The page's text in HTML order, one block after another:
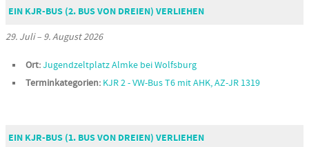
EIN KJR-BUS (2. BUS VON DREIEN) VERLIEHEN
29. Juli– 9. August 2026
Ort:Jugendzeltplatz Almke bei Wolfsburg
Terminkategorien: KJR 2 - VW-Bus T6 mit AHK, AZ-JR 1319
EIN KJR-BUS (1. BUS VON DREIEN) VERLIEHEN